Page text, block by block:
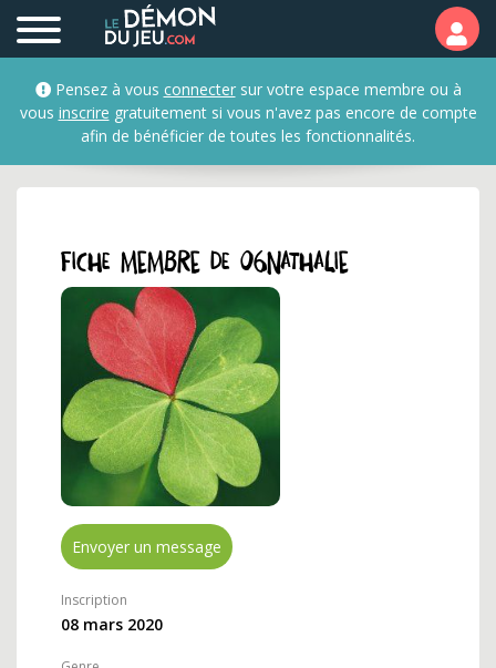
Profil et fiche membre
Pensez à vous connectersur votre espace membre ou à
vous inscrire gratuitement si vous n'avez pas encore de compte
afin de bénéficier de toutes les fonctionnalités.
Fiche membre de 06nathalie
Envoyer un message
Inscription
08 mars 2020